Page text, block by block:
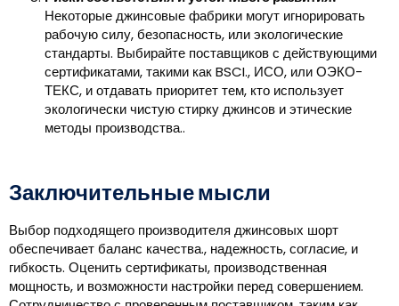
Некоторые джинсовые фабрики могут игнорировать
рабочую силу, безопасность, или экологические
стандарты. Выбирайте поставщиков с действующими
сертификатами, такими как BSCI., ИСО, или ОЭКО-
ТЕКС, и отдавать приоритет тем, кто использует
экологически чистую стирку джинсов и этические
методы производства..
Заключительные мысли
Выбор подходящего производителя джинсовых шорт
обеспечивает баланс качества., надежность, согласие, и
гибкость. Оценить сертификаты, производственная
мощность, и возможности настройки перед совершением.